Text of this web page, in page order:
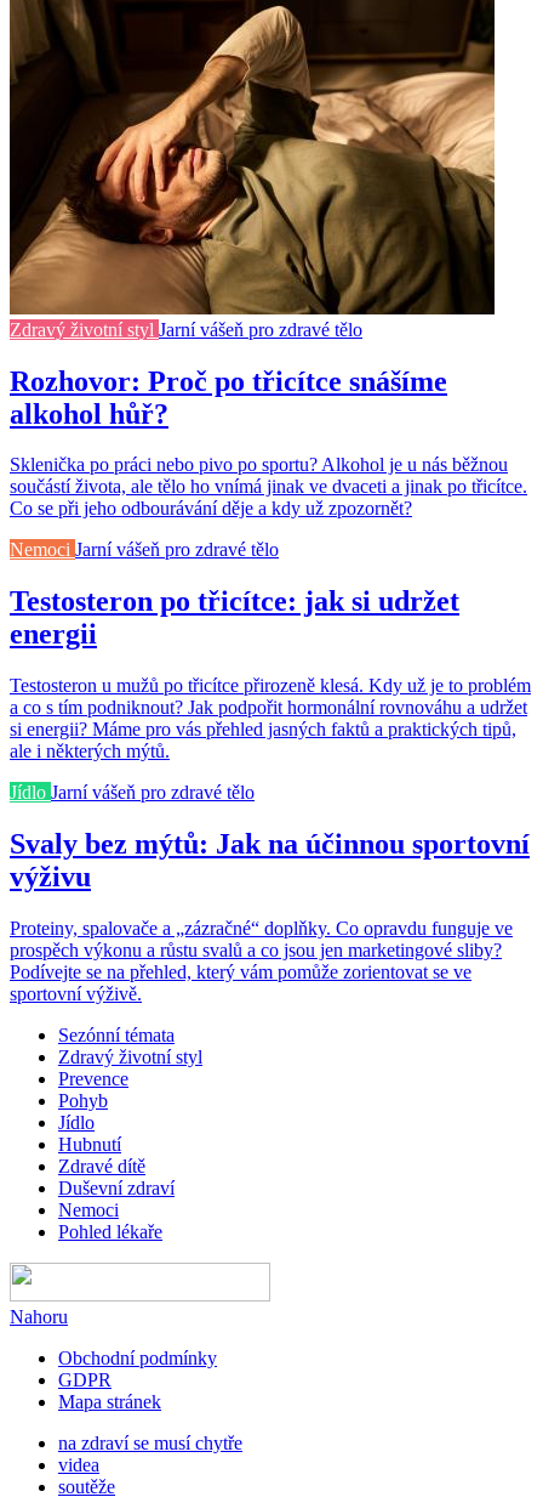
Zdravý životní styl Jarní vášeň pro zdravé tělo
Rozhovor: Proč po třicítce snášíme
alkohol hůř?
Sklenička po práci nebo pivo po sportu? Alkohol je u nás běžnou
součástí života, ale tělo ho vnímá jinak ve dvaceti a jinak po třicítce.
Co se při jeho odbourávání děje a kdy už zpozornět?
Nemoci Jarní vášeň pro zdravé tělo
Testosteron po třicítce: jak si udržet
energii
Testosteron u mužů po třicítce přirozeně klesá. Kdy už je to problém
a co s tím podniknout? Jak podpořit hormonální rovnováhu a udržet
si energii? Máme pro vás přehled jasných faktů a praktických tipů,
ale i některých mýtů.
Jídlo Jarní vášeň pro zdravé tělo
Svaly bez mýtů: Jak na účinnou sportovní
výživu
Proteiny, spalovače a „zázračné“ doplňky. Co opravdu funguje ve
prospěch výkonu a růstu svalů a co jsou jen marketingové sliby?
Podívejte se na přehled, který vám pomůže zorientovat se ve
sportovní výživě.
Sezónní témata
Zdravý životní styl
Prevence
Pohyb
Jídlo
Hubnutí
Zdravé dítě
Duševní zdraví
Nemoci
Pohled lékaře
Nahoru
Obchodní podmínky
GDPR
Mapa stránek
na zdraví se musí chytře
videa
soutěže